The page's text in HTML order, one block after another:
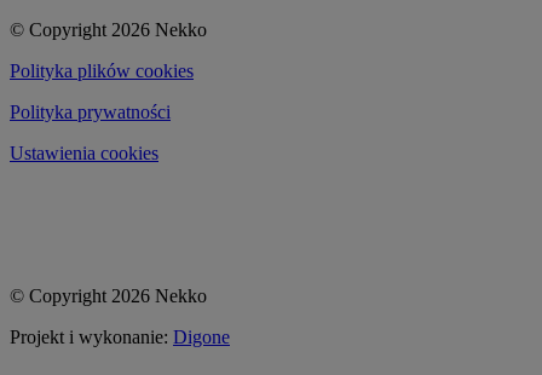
© Copyright 2026 Nekko
Polityka plików cookies
Polityka prywatności
Ustawienia cookies
© Copyright 2026 Nekko
Projekt i wykonanie: Digone